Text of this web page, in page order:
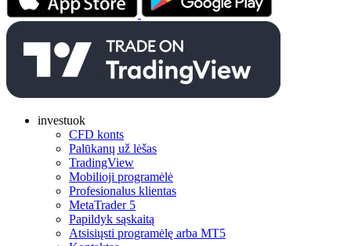
investuok
CFD konts
Palūkanų už lėšas
TradingView
Mobilioji programėlė
Profesionalus klientas
MetaTrader 5
Papildyk sąskaitą
Atsisiųsti programėlę arba MT5